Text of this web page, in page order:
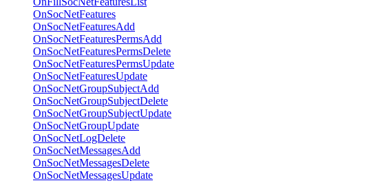
OnSocNetFeatures
OnSocNetFeaturesAdd
OnSocNetFeaturesPermsAdd
OnSocNetFeaturesPermsDelete
OnSocNetFeaturesPermsUpdate
OnSocNetFeaturesUpdate
OnSocNetGroupSubjectAdd
OnSocNetGroupSubjectDelete
OnSocNetGroupSubjectUpdate
OnSocNetGroupUpdate
OnSocNetLogDelete
OnSocNetMessagesAdd
OnSocNetMessagesDelete
OnSocNetMessagesUpdate